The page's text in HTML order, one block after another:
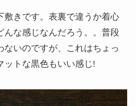
敷きです。表裏で違うか着心
んな感じなんだろう。。普段
ないのですが、これはちょっ
ットな黒色もいい感じ!